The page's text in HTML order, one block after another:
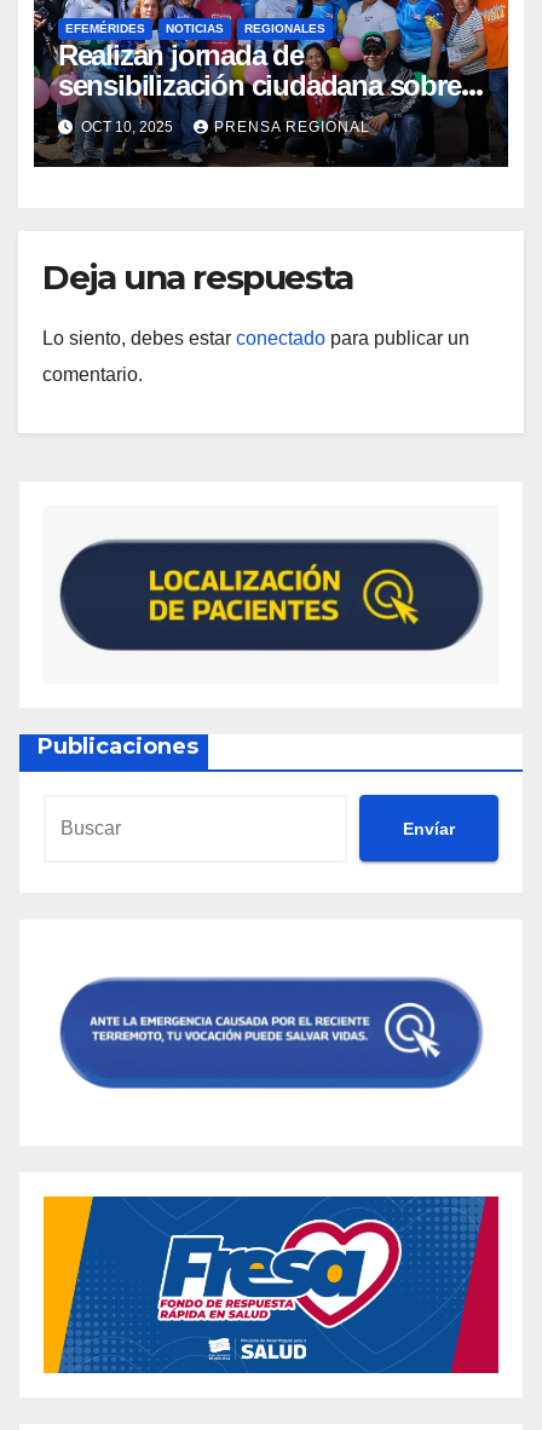
EFEMÉRIDES NOTICIAS REGIONALES
Realizan jornada de
sensibilización ciudadana sobre
Salud Mental en Amazonas
OCT 10, 2025 PRENSA REGIONAL
Deja una respuesta
Lo siento, debes estar conectado para publicar un
comentario.
Publicaciones
Envíar